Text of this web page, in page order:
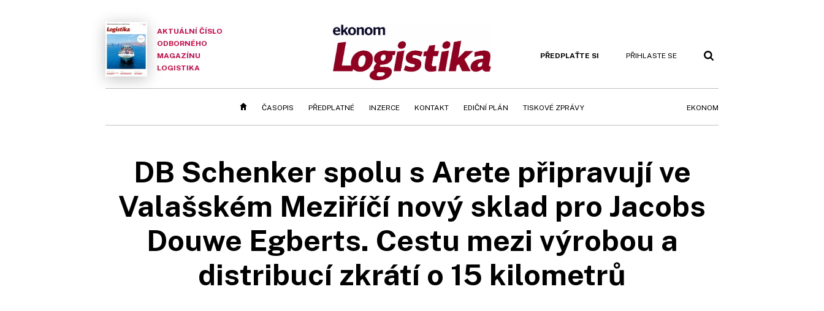
AKTUÁLNÍ ČÍSLO
ODBORNÉHO
MAGAZÍNU
LOGISTIKA
PŘEDPLAŤTE SI PŘIHLASTE SE
ČASOPIS PŘEDPLATNÉ INZERCE KONTAKT EDIČNÍ PLÁN TISKOVÉ ZPRÁVY EKONOM
DB Schenker spolu s Arete připravují ve
Valašském Meziříčí nový sklad pro Jacobs
Douwe Egberts. Cestu mezi výrobou a
distribucí zkrátí o 15 kilometrů